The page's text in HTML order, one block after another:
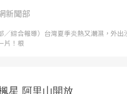
新聞部
／綜合報導）台灣夏季炎熱又潮濕，外出
片！根